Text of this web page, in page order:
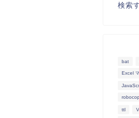
検索
bat
Excel
ttl